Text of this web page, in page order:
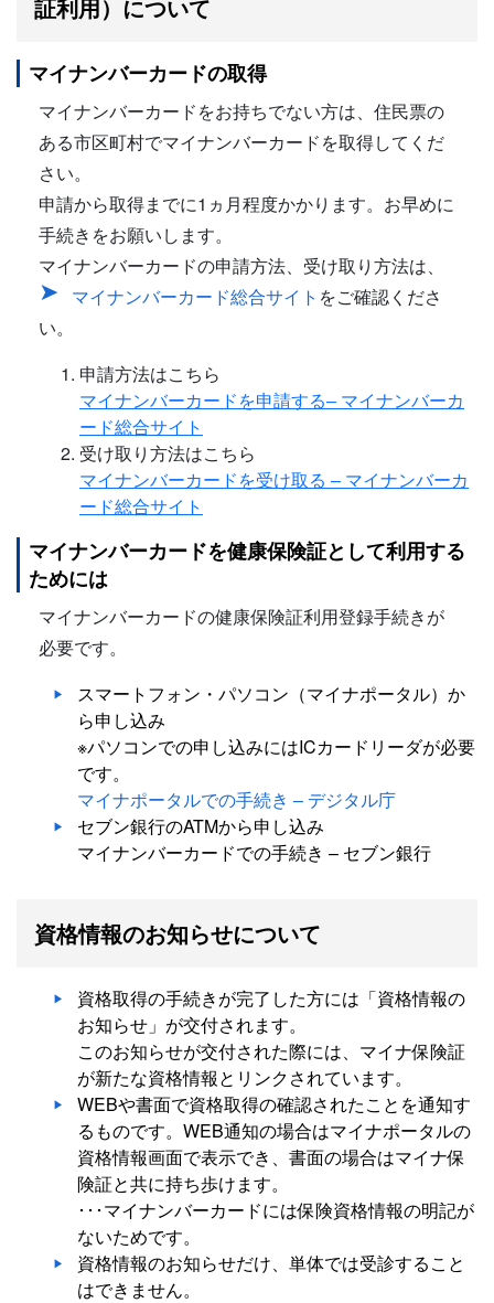
証利用）について
マイナンバーカードの取得
マイナンバーカードをお持ちでない方は、住民票の
ある市区町村でマイナンバーカードを取得してくだ
さい。
申請から取得までに1ヵ月程度かかります。お早めに
手続きをお願いします。
マイナンバーカードの申請方法、受け取り方法は、
マイナンバーカード総合サイト をご確認くださ
い。
申請方法はこちら
マイナンバーカードを申請する– マイナンバーカ
ード総合サイト
受け取り方法はこちら
マイナンバーカードを受け取る – マイナンバーカ
ード総合サイト
マイナンバーカードを健康保険証として利用する
ためには
マイナンバーカードの健康保険証利用登録手続きが
必要です。
スマートフォン・パソコン（マイナポータル）か
ら申し込み
※パソコンでの申し込みにはICカードリーダが必要
です。
マイナポータルでの手続き – デジタル庁
セブン銀行のATMから申し込み
マイナンバーカードでの手続き – セブン銀行
資格情報のお知らせについて
資格取得の手続きが完了した方には「資格情報の
お知らせ」が交付されます。
このお知らせが交付された際には、マイナ保険証
が新たな資格情報とリンクされています。
WEBや書面で資格取得の確認されたことを通知す
るものです。WEB通知の場合はマイナポータルの
資格情報画面で表示でき、書面の場合はマイナ保
険証と共に持ち歩けます。
･･･マイナンバーカードには保険資格情報の明記が
ないためです。
資格情報のお知らせだけ、単体では受診すること
はできません。